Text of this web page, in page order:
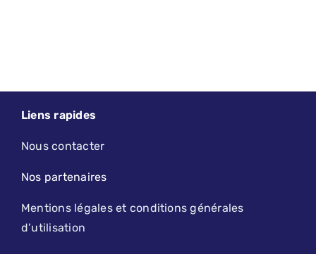
Liens rapides
Nous contacter
Nos partenaires
Mentions légales et conditions générales
d’utilisation